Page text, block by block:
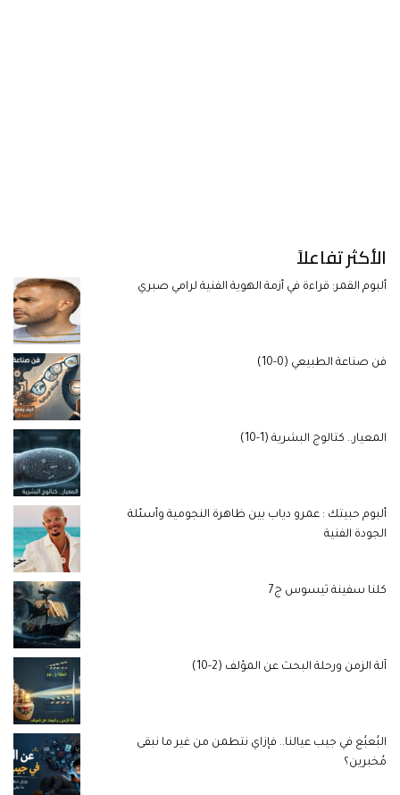
الأكثر تفاعلاً
ألبوم القمر: قراءة في أزمة الهوية الفنية لرامي صبري
فن صناعة الطبيعي (0-10)
المعيار.. كتالوج البشرية (1-10)
ألبوم حبيتك : عمرو دياب بين ظاهرة النجومية وأسئلة
الجودة الفنية
كلنا سفينة ثيسوس ج7
آلة الزمن ورحلة البحث عن المؤلف (2-10)
البُعبُع في جيب عيالنا.. فإزاي نتطمن من غير ما نبقى
مُخبرين؟